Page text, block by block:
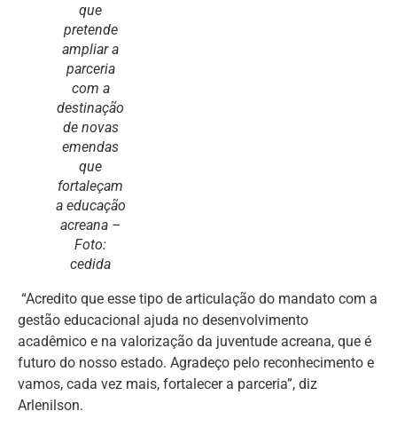
que
pretende
ampliar a
parceria
com a
destinação
de novas
emendas
que
fortaleçam
a educação
acreana –
Foto:
cedida
“Acredito que esse tipo de articulação do mandato com a
gestão educacional ajuda no desenvolvimento
acadêmico e na valorização da juventude acreana, que é
futuro do nosso estado. Agradeço pelo reconhecimento e
vamos, cada vez mais, fortalecer a parceria”, diz
Arlenilson.